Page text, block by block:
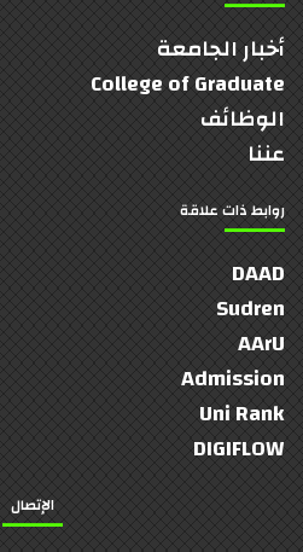
أخبار الجامعة
College of Graduate
الوظائف
عننا
روابط ذات علاقة
DAAD
Sudren
AArU
Admission
Uni Rank
DIGIFLOW
الإتصال